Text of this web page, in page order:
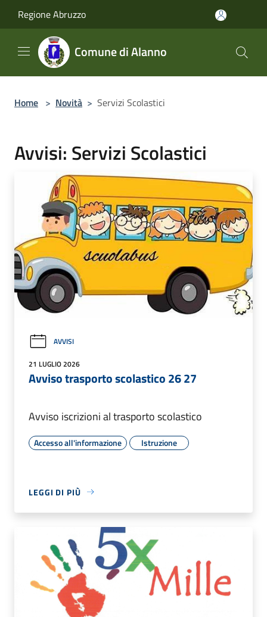
Regione Abruzzo
Comune di Alanno
Home > Novità > Servizi Scolastici
Avvisi: Servizi Scolastici
AVVISI
21 LUGLIO 2026
Avviso trasporto scolastico 26 27
Avviso iscrizioni al trasporto scolastico
Accesso all'informazione Istruzione
LEGGI DI PIÙ